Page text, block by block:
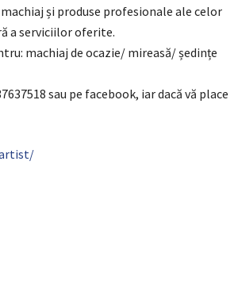
și produse profesionale ale celor
a serviciilor oferite.
machiaj de ocazie/ mireasă/ ședințe
sau pe facebook, iar dacă vă place